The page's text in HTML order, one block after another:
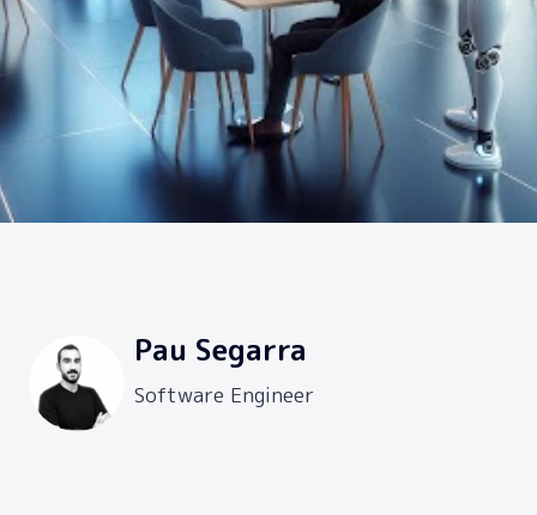
Pau Segarra
Software Engineer